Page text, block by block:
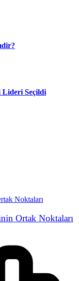
Lideri Seçildi
Ortak Noktaları